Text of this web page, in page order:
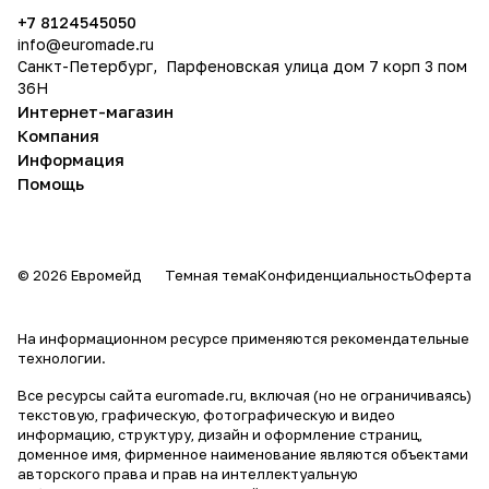
1999 году заработал Shure Asia Limited в Гонконге.
2003 год в истории компании запомнится тем, что
была получена техническая Грэмми за
выдающийся вклад технического значения в
сфере звукозаписи. Несомненный лидер
микрофонного рынка компания Shure подарила
миру много легендарных моделей микрофонов.
история новых разработок, качества и успеха.
фирме получить свое развитие. Особенно это
студийных. Это своеобразный пример
«американской мечты», которая теперь стала
мечтой для многих исполнителей по всему миру.
+7 8124545050
info@euromade.ru
Санкт-Петербург, Парфеновская улица дом 7 корп 3 пом
36Н
Интернет-магазин
Компания
Информация
Помощь
© 2026 Евромейд Темная темаКонфиденциальностьОферта
На информационном ресурсе применяются рекомендательные
технологии.
Все ресурсы сайта euromade.ru, включая (но не ограничиваясь)
текстовую, графическую, фотографическую и видео
информацию, структуру, дизайн и оформление страниц,
доменное имя, фирменное наименование являются объектами
авторского права и прав на интеллектуальную